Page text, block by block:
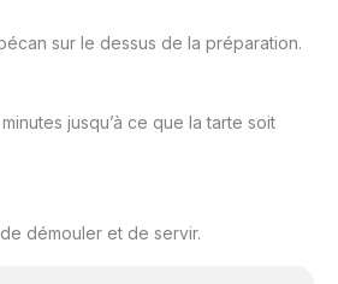
sur le dessus de la préparation.
jusqu’à ce que la tarte soit
démouler et de servir.